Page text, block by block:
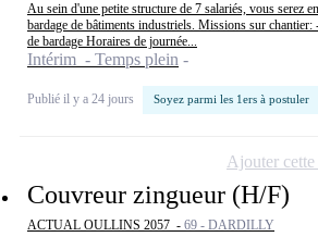
Au sein d'une petite structure de 7 salariés, vous serez
bardage de bâtiments industriels. Missions sur chantier:
de bardage Horaires de journée...
Intérim - Temps plein
Publié il y a 24 jours Soyez parmi les 1ers à postuler
Couvreur zingueur (H/F)
ACTUAL OULLINS 2057 - 69 - DARDILLY
Ajouter